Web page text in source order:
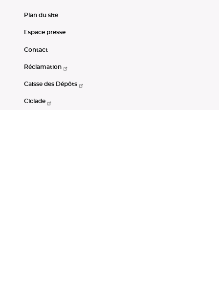
Plan du site
Espace presse
Contact
Réclamation
Caisse des Dépôts
Ciclade